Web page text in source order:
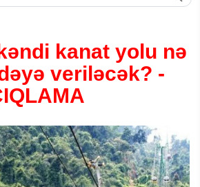
kanat yolu nə
veriləcək? -